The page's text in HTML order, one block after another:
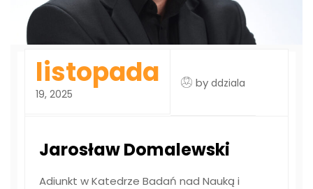
listopada
19, 2025
by ddziala
Jarosław Domalewski
Adiunkt w Katedrze Badań nad Nauką i